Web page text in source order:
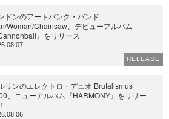
ドンのアートパンク・バンド
Woman/Chainsaw、デビューアルバム
』をリリース
RELEASE
リンのエレクトロ・デュオ Brutalismus
、ニューアルバム『HARMONY』をリリー